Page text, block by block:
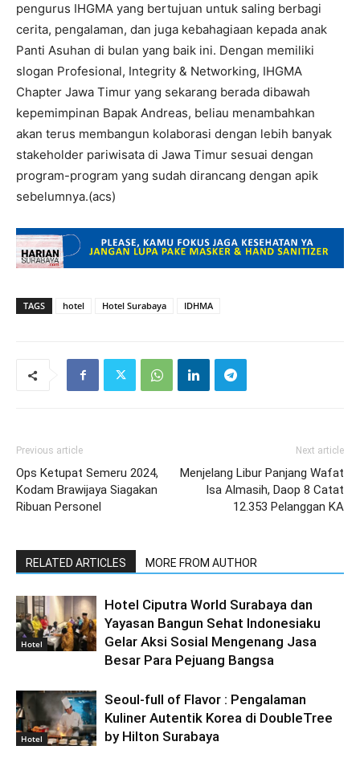
pengurus IHGMA yang bertujuan untuk saling berbagi
cerita, pengalaman, dan juga kebahagiaan kepada anak
Panti Asuhan di bulan yang baik ini. Dengan memiliki
slogan Profesional, Integrity & Networking, IHGMA
Chapter Jawa Timur yang sekarang berada dibawah
kepemimpinan Bapak Andreas, beliau menambahkan
akan terus membangun kolaborasi dengan lebih banyak
stakeholder pariwisata di Jawa Timur sesuai dengan
program-program yang sudah dirancang dengan apik
sebelumnya.(acs)
TAGS hotel Hotel Surabaya IDHMA
Previous article
Ops Ketupat Semeru 2024,
Kodam Brawijaya Siagakan
Ribuan Personel
Next article
Menjelang Libur Panjang Wafat
Isa Almasih, Daop 8 Catat
12.353 Pelanggan KA
RELATED ARTICLES MORE FROM AUTHOR
Hotel
Hotel Ciputra World Surabaya dan
Yayasan Bangun Sehat Indonesiaku
Gelar Aksi Sosial Mengenang Jasa
Besar Para Pejuang Bangsa
Hotel
Seoul-full of Flavor : Pengalaman
Kuliner Autentik Korea di DoubleTree
by Hilton Surabaya